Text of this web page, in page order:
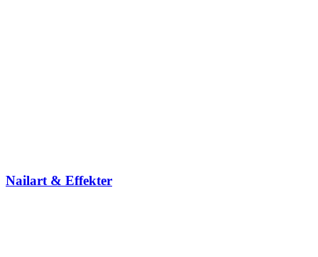
Nailart & Effekter